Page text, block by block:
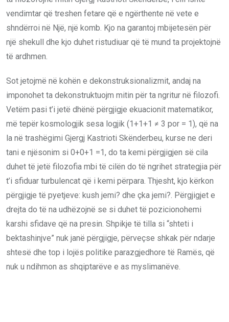
vendimtar që treshen fetare që e ngërthente në vete e
shndërroi në Një, një komb. Kjo na garantoj mbijetesën për
një shekull dhe kjo duhet ristudiuar që të mund ta projektojnë
të ardhmen.
Sot jetojmë në kohën e dekonstruksionalizmit, andaj na
imponohet ta dekonstruktuojm mitin për ta ngritur në filozofi.
Vetëm pasi t’i jetë dhënë përgjigje ekuacionit matematikor,
më tepër kosmologjik sesa logjik (1+1+1 ≠ 3 por = 1), që na
la në trashëgimi Gjergj Kastrioti Skënderbeu, kurse ne deri
tani e njësonim si 0+0+1 =1, do ta kemi përgjigjen së cila
duhet të jetë filozofia mbi të cilën do të ngrihet strategjia për
t’i sfiduar turbulencat që i kemi përpara. Thjesht, kjo kërkon
përgjigje të pyetjeve: kush jemi? dhe çka jemi?. Përgjigjet e
drejta do të na udhëzojnë se si duhet të pozicionohemi
karshi sfidave që na presin. Shpikje të tilla si “shteti i
bektashinjve” nuk janë përgjigje, përveçse shkak për ndarje
shtesë dhe top i lojës politike parazgjedhore të Ramës, që
nuk u ndihmon as shqiptarëve e as myslimanëve.